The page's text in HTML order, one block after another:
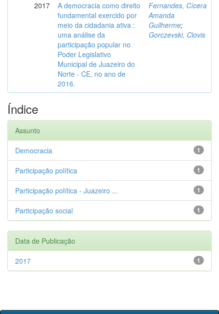
2017
A democracia como direito
fundamental exercido por
meio da cidadania ativa :
uma análise da
participação popular no
Poder Legislativo
Municipal de Juazeiro do
Norte - CE, no ano de
2016.
Fernandes, Cícera
Amanda
Guilherme;
Gorczevski, Clovis
Índice
Assunto
1
Democracia
1
Participação política
1
Participação política - Juazeiro ...
1
Participação social
Data de Publicação
1
2017